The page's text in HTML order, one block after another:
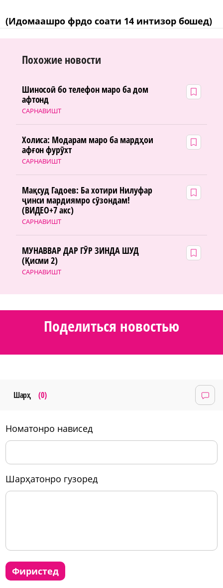
(Идомаашро фрдо соати 14 интизор бошед)
Похожие новости
САРНАВИШТ
Шиносоӣ бо телефон маро ба дом
афтонд
САРНАВИШТ
Холиса: Модарам маро ба мардҳои
афғон фурӯхт
САРНАВИШТ
Мақсуд Гадоев: Ба хотири Нилуфар
ҷинси мардиямро сӯзондам!
(ВИДЕО+7 акс)
САРНАВИШТ
МУНАВВАР ДАР ГӮР ЗИНДА ШУД
(Қисми 2)
Поделиться новостью
Шарҳ (0)
номатонро нависед
шарҳатонро гузоред
фиристед